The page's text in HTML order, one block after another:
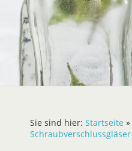
Sie sind hier: Startseite »
Schraubverschlussgläser